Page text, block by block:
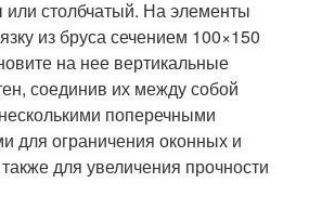
столбчатый. На элементы
из бруса сечением 100×150
на нее вертикальные
соединив их между собой
поперечными
для ограничения оконных и
для увеличения прочности